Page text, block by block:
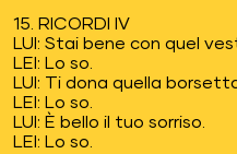
15. RICORDI IV
LUI: Stai bene con quel
LEI: Lo so.
LUI: Ti dona quella
LEI: Lo so.
LUI: È bello il tuo sorriso.
LEI: Lo so.